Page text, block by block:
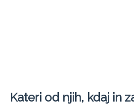
Kateri od njih, kdaj in